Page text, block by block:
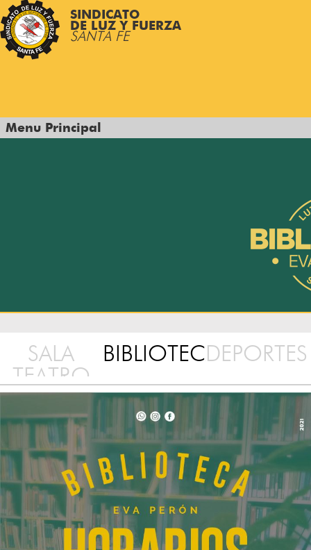
SINDICATO
DE LUZ Y FUERZA
SANTA FE
Menu Principal
SALA
TEATRO
BIBLIOTECADEPORTES